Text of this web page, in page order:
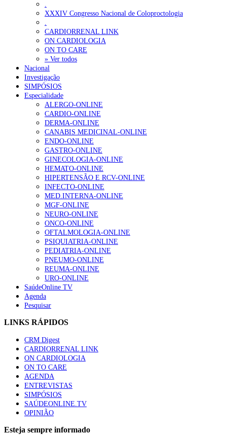
.
XXXIV Congresso Nacional de Coloproctologia
.
CARDIORRENAL LINK
ON CARDIOLOGIA
ON TO CARE
» Ver todos
Nacional
Investigação
SIMPÓSIOS
Especialidade
ALERGO-ONLINE
CARDIO-ONLINE
DERMA-ONLINE
CANABIS MEDICINAL-ONLINE
ENDO-ONLINE
GASTRO-ONLINE
GINECOLOGIA-ONLINE
HEMATO-ONLINE
HIPERTENSÃO E RCV-ONLINE
INFECTO-ONLINE
MED.INTERNA-ONLINE
MGF-ONLINE
NEURO-ONLINE
ONCO-ONLINE
OFTALMOLOGIA-ONLINE
PSIQUIATRIA-ONLINE
PEDIATRIA-ONLINE
PNEUMO-ONLINE
REUMA-ONLINE
URO-ONLINE
SaúdeOnline TV
Agenda
Pesquisar
LINKS RÁPIDOS
CRM Digest
CARDIORRENAL LINK
ON CARDIOLOGIA
ON TO CARE
AGENDA
ENTREVISTAS
SIMPÓSIOS
SAÚDEONLINE.TV
OPINIÃO
Esteja sempre informado